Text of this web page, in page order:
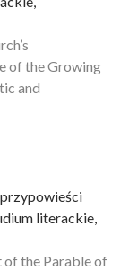
of the Growing
and
literackie,
of the Parable of